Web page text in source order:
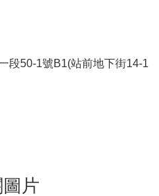
段50-1號B1(站前地下街14-1
片